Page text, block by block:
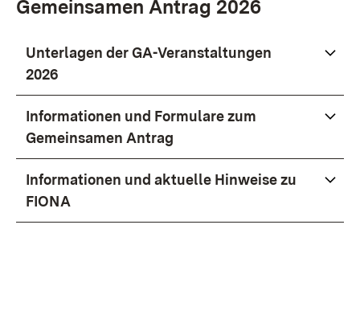
Gemeinsamen Antrag 2026
Unterlagen der GA-Veranstaltungen
2026
Informationen und Formulare zum
Gemeinsamen Antrag
Informationen und aktuelle Hinweise zu
FIONA